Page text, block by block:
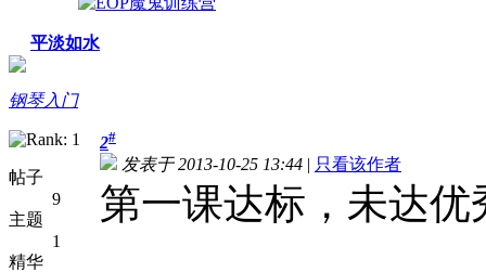
平淡如水
钢琴入门
帖子
9
主题
1
精华
2#
发表于 2013-10-25 13:44 | 只看该作者
第一课达标，未达优